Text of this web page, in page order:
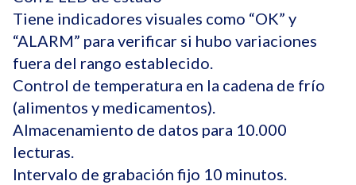
Tiene indicadores visuales como “OK” y
“ALARM” para verificar si hubo variaciones
fuera del rango establecido.
Control de temperatura en la cadena de frío
(alimentos y medicamentos).
Almacenamiento de datos para 10.000
lecturas.
Intervalo de grabación fijo 10 minutos.